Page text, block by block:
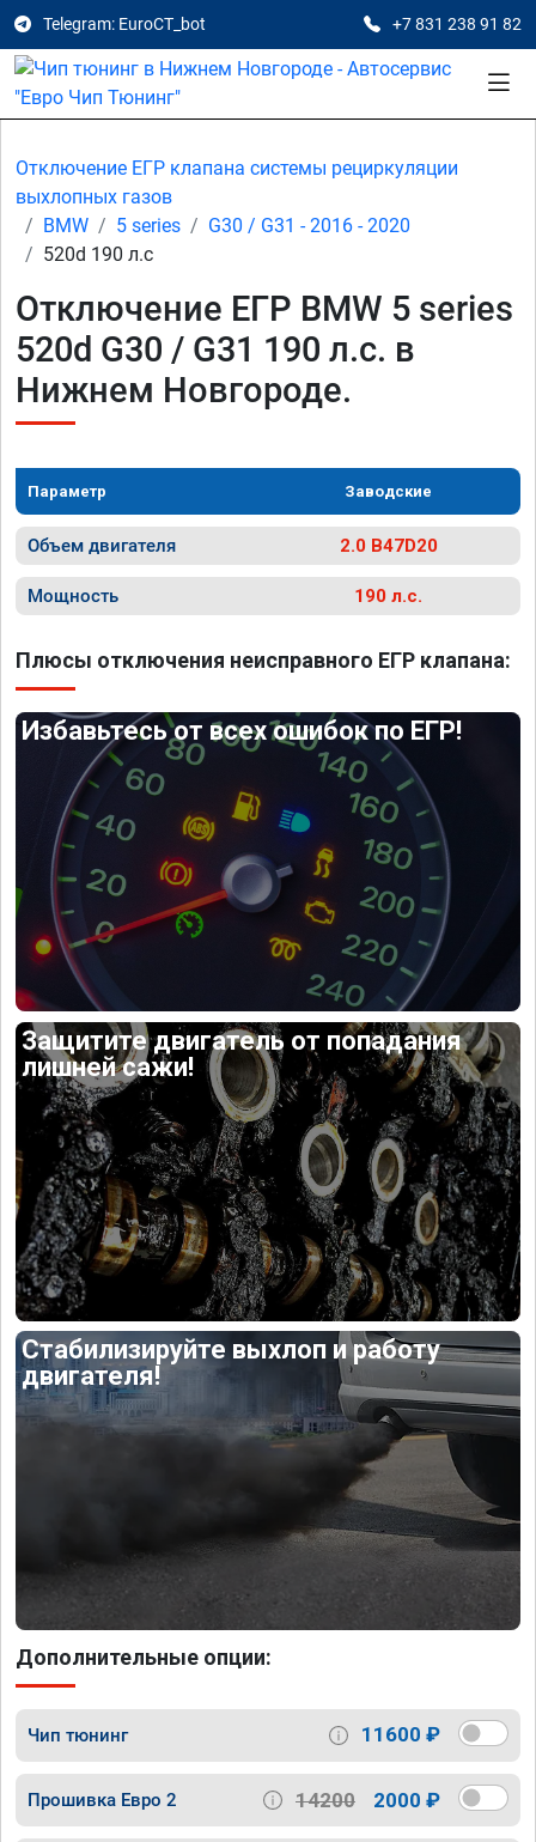
Telegram: EuroCT_bot +7 831 238 91 82
Отключение ЕГР клапана системы рециркуляции
выхлопных газов
BMW
5 series
G30 / G31 - 2016 - 2020
520d 190 л.с
Отключение ЕГР BMW 5 series
520d G30 / G31 190 л.с. в
Нижнем Новгороде.
Параметр Заводские
Объем двигателя 2.0 B47D20
Мощность 190 л.с.
Плюсы отключения неисправного ЕГР клапана:
Избавьтесь от всех ошибок по ЕГР!
Защитите двигатель от попадания
лишней сажи!
Стабилизируйте выхлоп и работу
двигателя!
Дополнительные опции:
Чип тюнинг 11600 ₽
Прошивка Евро 2 14200 2000 ₽